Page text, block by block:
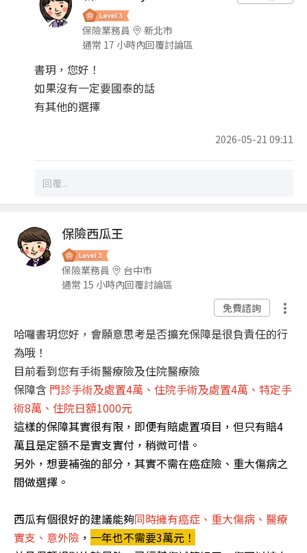
保險業務員
新北市
通常 17 小時內回覆討論區
書玥，您好！
如果沒有一定要國泰的話
有其他的選擇
2026-05-21 09:11
保險西瓜王
保險業務員
台中市
通常 15 小時內回覆討論區
免費諮詢
哈囉書玥您好，會願意思考是否擴充保障是很負責任的行
為哦！
目前看到您有手術醫療險及住院醫療險
保障含 門診手術及處置4萬、住院手術及處置4萬、特定手
術8萬、住院日額1000元
這樣的保障其實很有限，即便有賠處置項目，但只有賠4
萬且是定額不是實支實付，稍微可惜。
另外，想要補強的部分，其實不需在癌症險、重大傷病之
間做選擇。
西瓜有個很好的建議能夠同時擁有癌症、重大傷病、醫療
實支、意外險 ， 一年也不需要3萬元！